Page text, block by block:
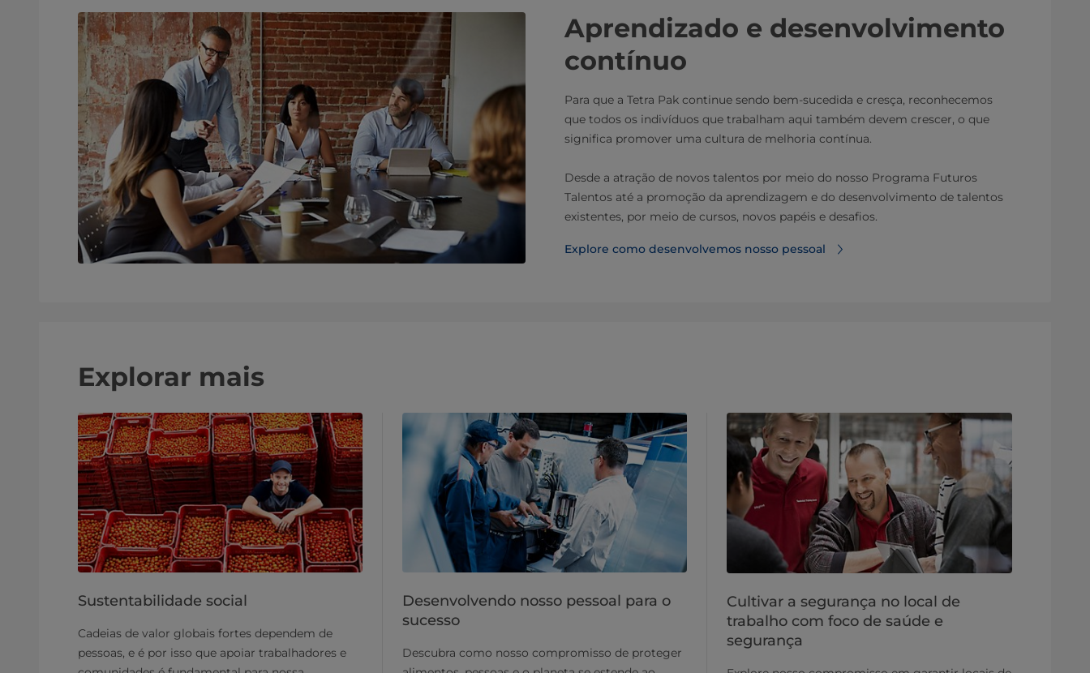
Aprendizado e desenvolvimento
contínuo
Para que a Tetra Pak continue sendo bem-sucedida e cresça, reconhecemos
que todos os indivíduos que trabalham aqui também devem crescer, o que
significa promover uma cultura de melhoria contínua.
Desde a atração de novos talentos por meio do nosso Programa Futuros
Talentos até a promoção da aprendizagem e do desenvolvimento de talentos
existentes, por meio de cursos, novos papéis e desafios.
Explore como desenvolvemos nosso pessoal
Explorar mais
Sustentabilidade social
Cadeias de valor globais fortes dependem de
pessoas, e é por isso que apoiar trabalhadores e
Desenvolvendo nosso pessoal para o
sucesso
Descubra como nosso compromisso de proteger
Cultivar a segurança no local de
trabalho com foco de saúde e
segurança